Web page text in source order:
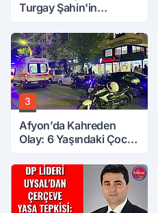
Turgay Şahin'in
3
Afyon’da Kahreden
Olay: 6 Yaşındaki Çocuk